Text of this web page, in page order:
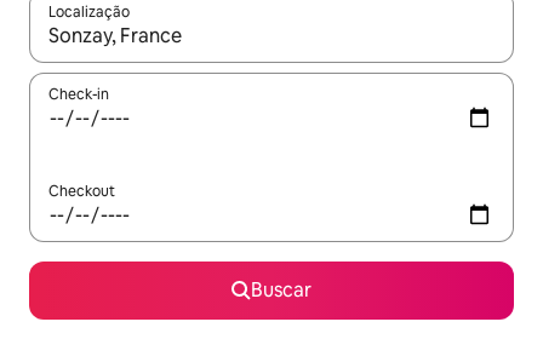
Localização
Quando os resultados estiverem disponíveis, explore-os
Check-in
Checkout
Buscar